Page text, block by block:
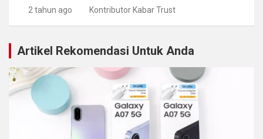
2 tahun ago Kontributor Kabar Trust
Artikel Rekomendasi Untuk Anda